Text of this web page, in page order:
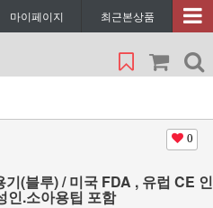
마이페이지 최근본상품
0
(블루) / 미국 FDA , 유럽 CE 인
인.소아용팁 포함